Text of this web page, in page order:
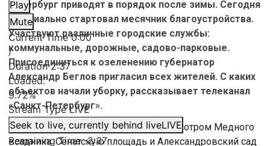
Play
Mute
Current Time0:00
/
Duration2:37
Loaded:
9.72%
Stream TypeLIVE
Seek to live, currently behind liveLIVE
Remaining Time-2:37
Петербург приводят в порядок после зимы. Сегодня
официально стартовал месячник благоустройства.
Участвуют различные городские службы:
коммунальные, дорожные, садово-парковые.
Присоединиться к озеленению губернатор
Александр Беглов пригласил всех жителей. С каких
объектов начали уборку, рассказывает телеканал
«Санкт-Петербург».
Работы утром начал под чутким присмотром Медного
всадника. Сенатскую площадь и Александровский сад